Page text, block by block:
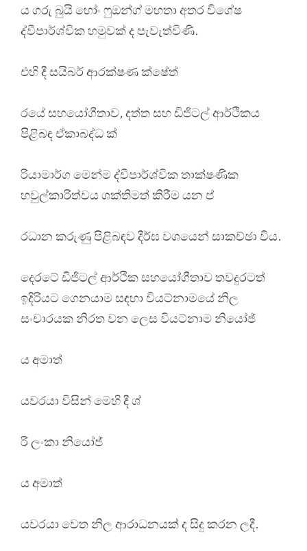
ය ගරු බුයි හෝං ෆුඔන්ග් මහතා අතර විශේෂ
ද්වීපාර්ශ්වික හමුවක් ද පැවැත්විණි.
එහි දී සයිබර් ආරක්ෂණ ක්ෂේත්
රයේ සහයෝගීතාව, දත්ත සහ ඩිජිටල් ආර්ථිකය
පිළිබඳ ඒකාබද්ධ ක්
රියාමාර්ග මෙන්ම ද්වීපාර්ශ්වික තාක්ෂණික
හවුල්කාරිත්වය ශක්තිමත් කිරීම යන ප්
රධාන කරුණු පිළිබඳව දීර්ඝ වශයෙන් සාකච්ඡා විය.
දෙරටේ ඩිජිටල් ආර්ථික සහයෝගීතාව තවදුරටත්
ඉදිරියට ගෙනයාම සඳහා වියට්නාමයේ නිල
සංචාරයක නිරත වන ලෙස වියට්නාම නියෝජ්
ය අමාත්
යවරයා විසින් මෙහි දී ශ්
රී ලංකා නියෝජ්
ය අමාත්
යවරයා වෙත නිල ආරාධනයක් ද සිදු කරන ලදී.